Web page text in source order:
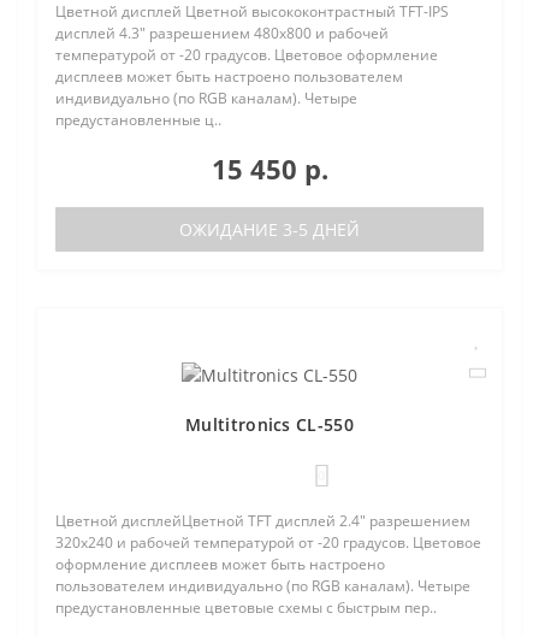
Цветной дисплей Цветной высококонтрастный TFT-IPS
дисплей 4.3" разрешением 480х800 и рабочей
температурой от -20 градусов. Цветовое оформление
дисплеев может быть настроено пользователем
индивидуально (по RGB каналам). Четыре
предустановленные ц..
15 450 р.
ОЖИДАНИЕ 3-5 ДНЕЙ
Multitronics CL-550
Цветной дисплейЦветной TFT дисплей 2.4" разрешением
320х240 и рабочей температурой от -20 градусов. Цветовое
оформление дисплеев может быть настроено
пользователем индивидуально (по RGB каналам). Четыре
предустановленные цветовые схемы с быстрым пер..